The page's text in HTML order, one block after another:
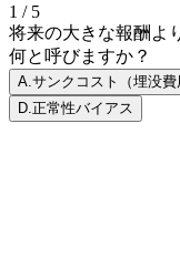
1 / 5
将来の大きな報酬よ
何と呼びますか？
A サンクコスト（埋没費
D 正常性バイアス